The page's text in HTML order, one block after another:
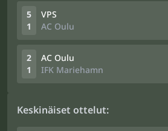
5
1
VPS
AC Oulu
2
1
AC Oulu
IFK Mariehamn
Keskinäiset ottelut: